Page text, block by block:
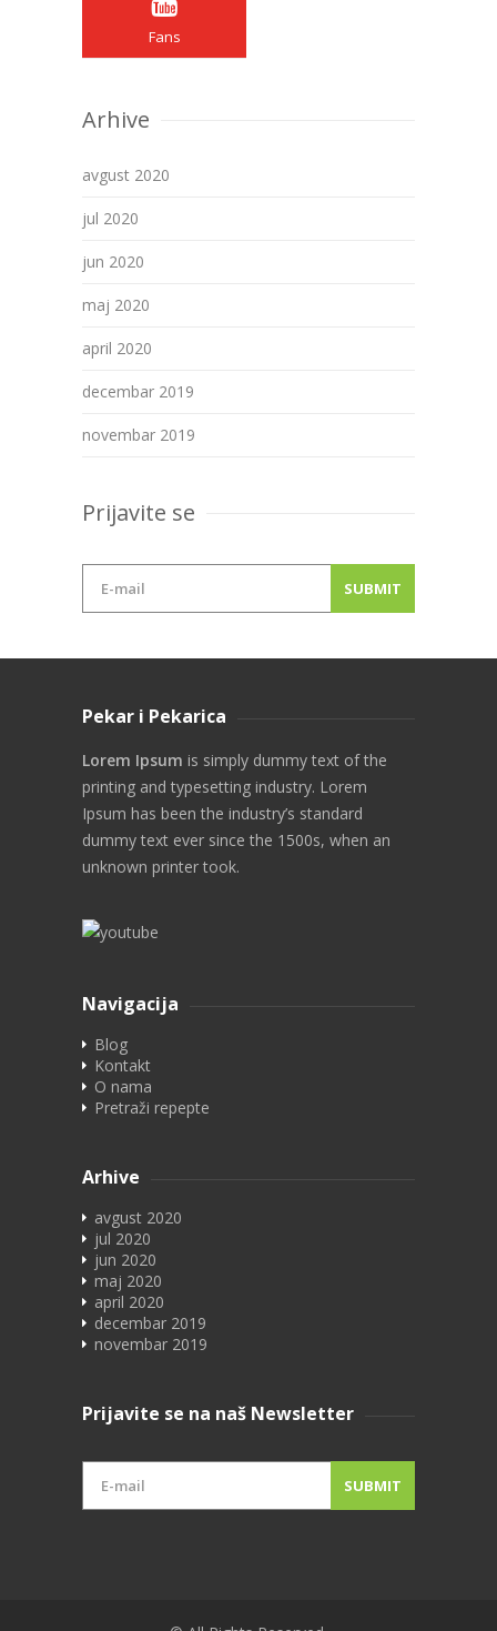
Fans
Arhive
avgust 2020
jul 2020
jun 2020
maj 2020
april 2020
decembar 2019
novembar 2019
Prijavite se
Pekar i Pekarica
Lorem Ipsum is simply dummy text of the
printing and typesetting industry. Lorem
Ipsum has been the industry’s standard
dummy text ever since the 1500s, when an
unknown printer took.
Navigacija
Blog
Kontakt
O nama
Pretraži repepte
Arhive
avgust 2020
jul 2020
jun 2020
maj 2020
april 2020
decembar 2019
novembar 2019
Prijavite se na naš Newsletter